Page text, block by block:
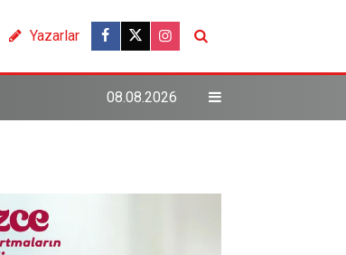
Yazarlar
08.08.2026